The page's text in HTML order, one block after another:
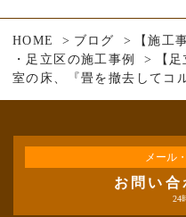
HOME ブログ
【施工
・足立区の施工事例
【
室の床、『畳を撤去してコ
メール
お問い合
24